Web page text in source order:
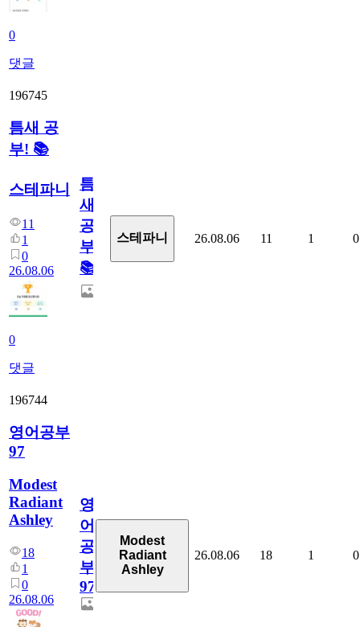
0
댓글
196745
틈새 공
부! 📚
스테파니
11
1
0
26.08.06
0
댓글
틈
새
공
부!
📚
스테파니 26.08.06 11 1 0
196744
영어공부
97
Modest
Radiant
Ashley
18
1
0
26.08.06
영
어
공
부
97
Modest
Radiant
Ashley
26.08.06 18 1 0